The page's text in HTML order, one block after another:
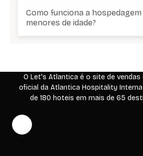
Como funciona a hospedagem
menores de idade?
O Let's Atlantica é o site de
oficial da Atlantica Hospitality
de 180 hoteis em mais de 65